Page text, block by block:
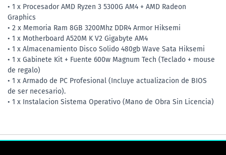
• 1 x Procesador AMD Ryzen 3 5300G AM4 + AMD Radeon
Graphics
• 2 x Memoria Ram 8GB 3200Mhz DDR4 Armor Hiksemi
• 1 x Motherboard A520M K V2 Gigabyte AM4
• 1 x Almacenamiento Disco Solido 480gb Wave Sata Hiksemi
• 1 x Gabinete Kit + Fuente 600w Magnum Tech (Teclado + mouse
de regalo)
• 1 x Armado de PC Profesional (Incluye actualizacion de BIOS
de ser necesario).
• 1 x Instalacion Sistema Operativo (Mano de Obra Sin Licencia)